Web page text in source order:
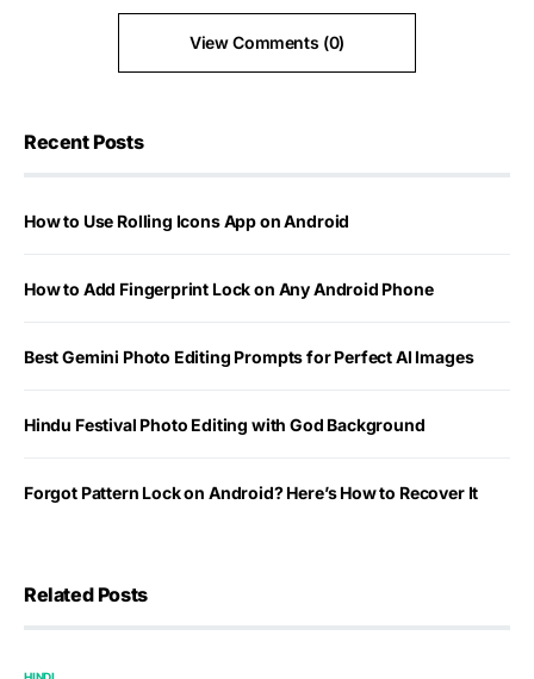
View Comments (0)
Recent Posts
How to Use Rolling Icons App on Android
How to Add Fingerprint Lock on Any Android Phone
Best Gemini Photo Editing Prompts for Perfect AI Images
Hindu Festival Photo Editing with God Background
Forgot Pattern Lock on Android? Here’s How to Recover It
Related Posts
HINDI